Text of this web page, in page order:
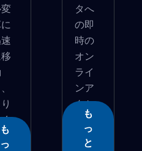
リ...
も
っ
タへ
の即
時の
オン
ライ
ンア
クセ
�...
も
っ
と